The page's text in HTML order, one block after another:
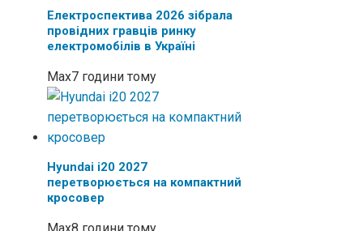
Електроспектива 2026 зібрала
провідних гравців ринку
електромобілів в Україні
Max7 години тому
Hyundai i20 2027
перетворюється на компактний
кросовер